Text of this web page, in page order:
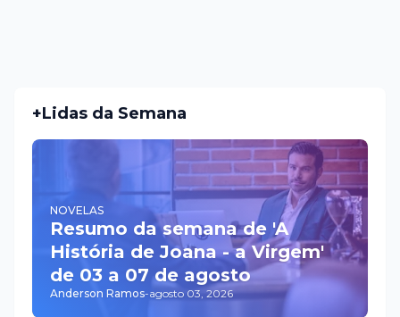
+Lidas da Semana
NOVELAS
Resumo da semana de 'A
História de Joana - a Virgem'
de 03 a 07 de agosto
Anderson Ramos-agosto 03, 2026